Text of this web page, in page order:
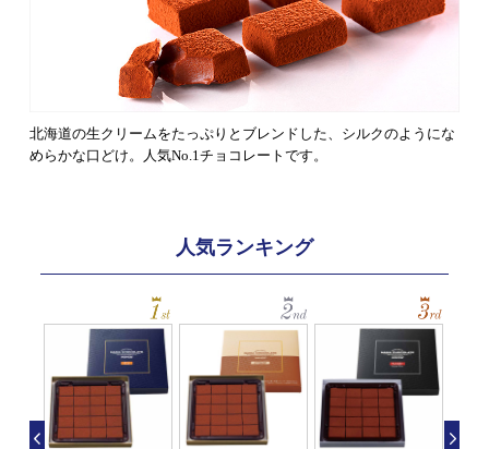
北海道の生クリームをたっぷりとブレンドした、シルクのようにな
めらかな口どけ。人気No.1チョコレートです。
人気ランキング